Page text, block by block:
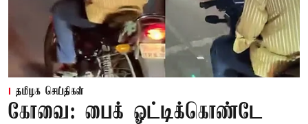
தமிழக செய்திகள்
கோவை: பைக் ஓட்டிக்கொண்டே